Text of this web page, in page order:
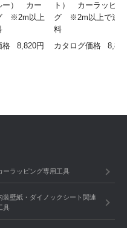
ー） カー
※2m以上
格
8,820円
ト） カーラッピン
グ ※2m以上で送
料
カタログ価格
ーラッピング専用工具
装壁紙・ダイノックシート関連
具